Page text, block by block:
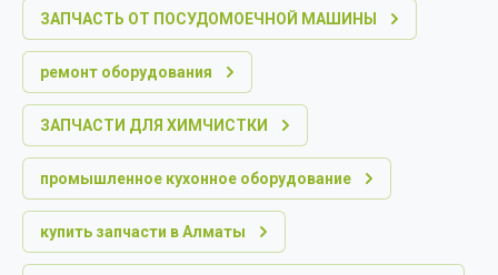
ЗАПЧАСТЬ ОТ ПОСУДОМОЕЧНОЙ МАШИНЫ
ремонт оборудования
ЗАПЧАСТИ ДЛЯ ХИМЧИСТКИ
промышленное кухонное оборудование
купить запчасти в Алматы